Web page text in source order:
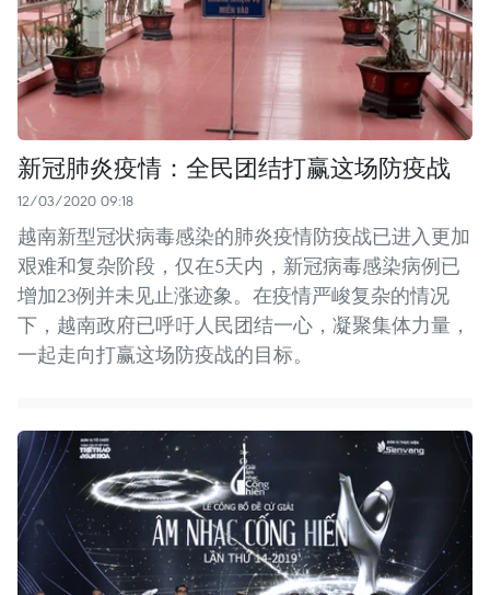
新冠肺炎疫情：全民团结打赢这场防疫战
12/03/2020 09:18
越南新型冠状病毒感染的肺炎疫情防疫战已进入更加
艰难和复杂阶段，仅在5天内，新冠病毒感染病例已
增加23例并未见止涨迹象。在疫情严峻复杂的情况
下，越南政府已呼吁人民团结一心，凝聚集体力量，
一起走向打赢这场防疫战的目标。